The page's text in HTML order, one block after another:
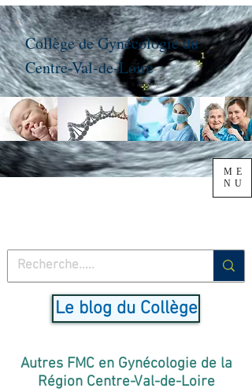
Le blog du Collège
ME
NU
Collège de Gynécologie du
Centre-Val-de-Loire
Autres FMC en Gynécologie de la
Région Centre-Val-de-Loire